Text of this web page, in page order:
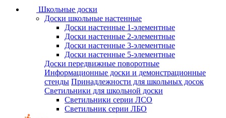
Школьные доски
Доски школьные настенные
Доски настенные 1-элементные
Доски настенные 2-элементные
Доски настенные 3-элементные
Доски настенные 5-элементные
Доски передвижные поворотные
Информационные доски и демонстрационные
стенды Принадлежности для школьных досок
Светильники для школьной доски
Светильники серии ЛСО
Светильник серии ЛБО